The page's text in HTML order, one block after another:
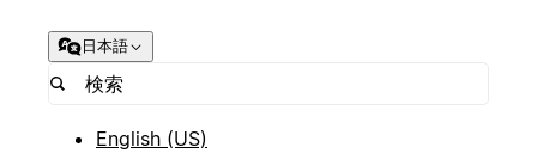
日本語
English (US)